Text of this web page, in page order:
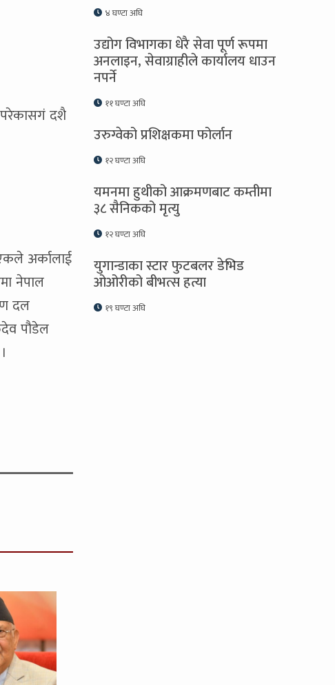
दशै
अर्कालाई
नेपाल
दल
पौडेल
४ घण्टा अघि
उद्योग विभागका धेरै सेवा पूर्ण रूपमा
अनलाइन, सेवाग्राहीले कार्यालय धाउन
नपर्ने
११ घण्टा अघि
उरुग्वेको प्रशिक्षकमा फोर्लान
१२ घण्टा अघि
यमनमा हुथीको आक्रमणबाट कम्तीमा
३८ सैनिकको मृत्यु
१२ घण्टा अघि
युगान्डाका स्टार फुटबलर डेभिड
ओओरीको बीभत्स हत्या
१९ घण्टा अघि